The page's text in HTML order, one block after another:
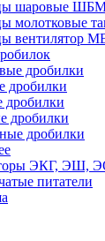
шаровые
молотковые
вентилятор
дробилки
дробилки
дробилки
дробилки
ЭКГ, ЭШ,
питатели